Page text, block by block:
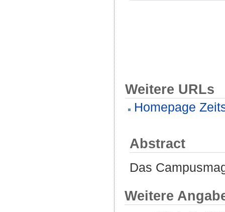
Weitere URLs
Homepage
Abstract
Das
Weitere